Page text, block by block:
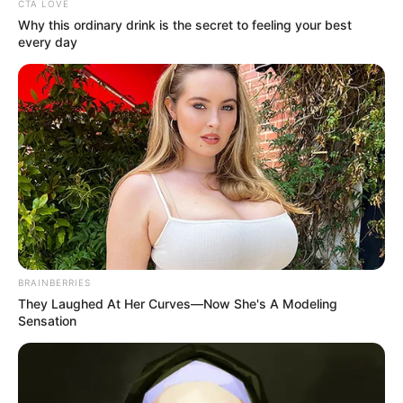
imádta”, és már a fellépés előtt is rendkívül erősnek
és magabiztosnak érezte magát.
CTA LOVE
Why this ordinary drink is the secret to feeling your best
every day
BRAINBERRIES
They Laughed At Her Curves—Now She's A Modeling
Sensation